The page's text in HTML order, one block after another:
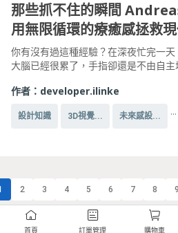
那些抓不住的瞬間
用無限循環的療癒感拯救
你有沒有過這種經驗？在深夜忙完一
大腦已經很累了，手指卻還是不由自主
作者： developer.ilinke
設計知識 3D視覺... 未來感設... ...
2 3 4 5 6 7 8 9
首頁 訂單管理 購物車